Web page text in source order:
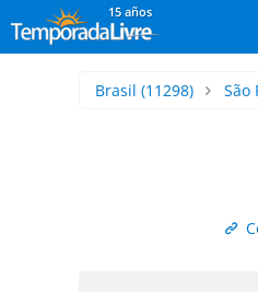
15 años
Brasil (11298) São